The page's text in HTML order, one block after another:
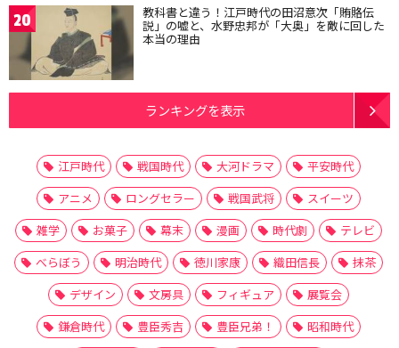
20 教科書と違う！江戸時代の田沼意次「賄賂伝
説」の嘘と、水野忠邦が「大奥」を敵に回した
本当の理由
ランキングを表示
江戸時代 戦国時代 大河ドラマ
平安時代
アニメ
ロングセラー 戦国武将
スイーツ
雑学
お菓子 幕末 漫画 時代劇
テレビ
べらぼう
明治時代 徳川家康 織田信長
抹茶
デザイン
文房具 フィギュア
展覧会
鎌倉時代
豊臣秀吉 豊臣兄弟！
昭和時代